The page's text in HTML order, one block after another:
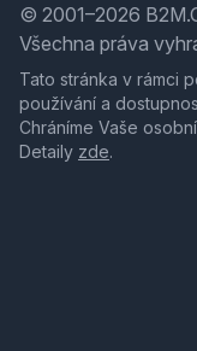
© 2001–2026
Všechna práva
Tato stránka v rámci
používání a
Chráníme Vaše
Detaily zde.